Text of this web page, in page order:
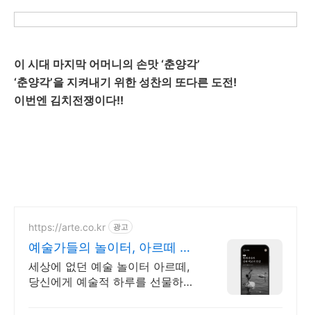
이 시대 마지막 어머니의 손맛 ‘춘양각’
‘춘양각’을 지켜내기 위한 성찬의 또다른 도전!
이번엔 김치전쟁이다!!
https://arte.co.kr 광고
예술가들의 놀이터, 아르떼 대
한민국 문화예술 플랫폼
세상에 없던 예술 놀이터 아르떼,
당신에게 예술적 하루를 선물하세